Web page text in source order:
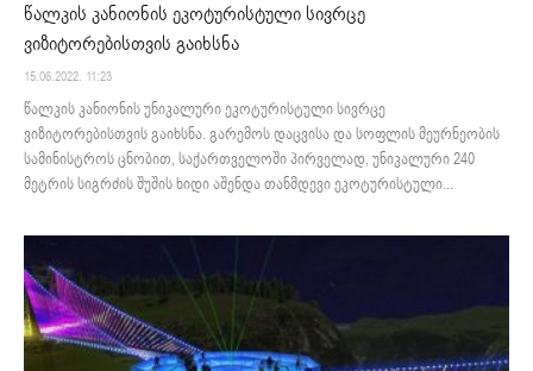
წალკის კანიონის ეკოტურისტული სივრცე
ვიზიტორებისთვის გაიხსნა
15.06.2022. 11:23
წალკის კანიონის უნიკალური ეკოტურისტული სივრცე
ვიზიტორებისთვის გაიხსნა. გარემოს დაცვისა და სოფლის მეურნეობის
სამინისტროს ცნობით, საქართველოში პირველად, უნიკალური 240
მეტრის სიგრძის შუშის ხიდი აშენდა თანმდევი ეკოტურისტული...